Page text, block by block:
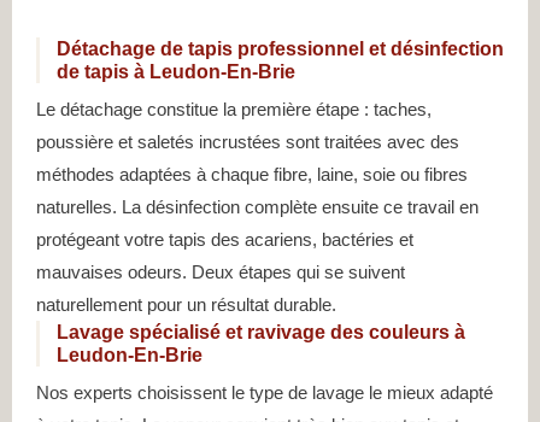
Détachage de tapis professionnel et désinfection
de tapis à Leudon-En-Brie
Le détachage constitue la première étape : taches,
poussière et saletés incrustées sont traitées avec des
méthodes adaptées à chaque fibre, laine, soie ou fibres
naturelles. La désinfection complète ensuite ce travail en
protégeant votre tapis des acariens, bactéries et
mauvaises odeurs. Deux étapes qui se suivent
naturellement pour un résultat durable.
Lavage spécialisé et ravivage des couleurs à
Leudon-En-Brie
Nos experts choisissent le type de lavage le mieux adapté